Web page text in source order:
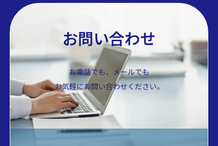
お問い合わせ
お電話でも、メールでも
お気軽にお問い合わせください。